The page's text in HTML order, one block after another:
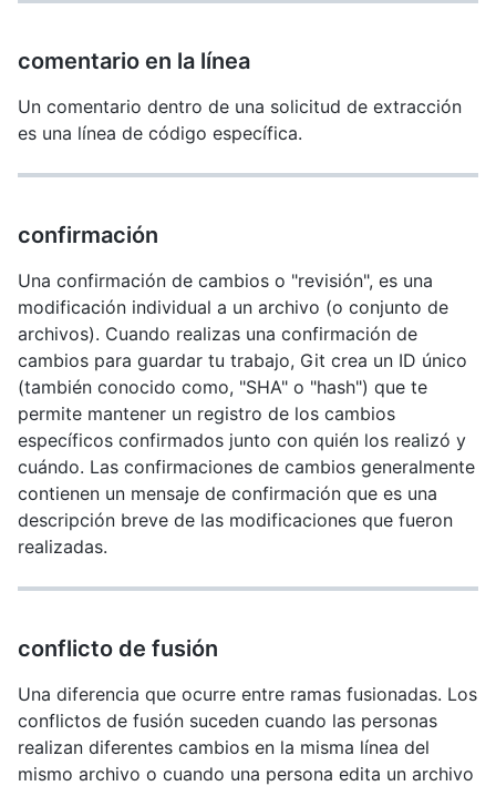
comentario en la línea
Un comentario dentro de una solicitud de extracción
es una línea de código específica.
confirmación
Una confirmación de cambios o "revisión", es una
modificación individual a un archivo (o conjunto de
archivos). Cuando realizas una confirmación de
cambios para guardar tu trabajo, Git crea un ID único
(también conocido como, "SHA" o "hash") que te
permite mantener un registro de los cambios
específicos confirmados junto con quién los realizó y
cuándo. Las confirmaciones de cambios generalmente
contienen un mensaje de confirmación que es una
descripción breve de las modificaciones que fueron
realizadas.
conflicto de fusión
Una diferencia que ocurre entre ramas fusionadas. Los
conflictos de fusión suceden cuando las personas
realizan diferentes cambios en la misma línea del
mismo archivo o cuando una persona edita un archivo